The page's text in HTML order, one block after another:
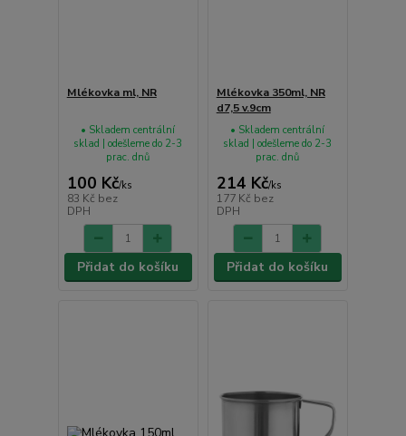
Mlékovka ml, NR
100 Kč/ks
83 Kč bez
DPH
• Skladem centrální
sklad | odešleme do 2-3
prac. dnů
Přidat do košíku
Mlékovka 350ml, NR
d7,5 v.9cm
214 Kč/ks
177 Kč bez
DPH
• Skladem centrální
sklad | odešleme do 2-3
prac. dnů
Přidat do košíku